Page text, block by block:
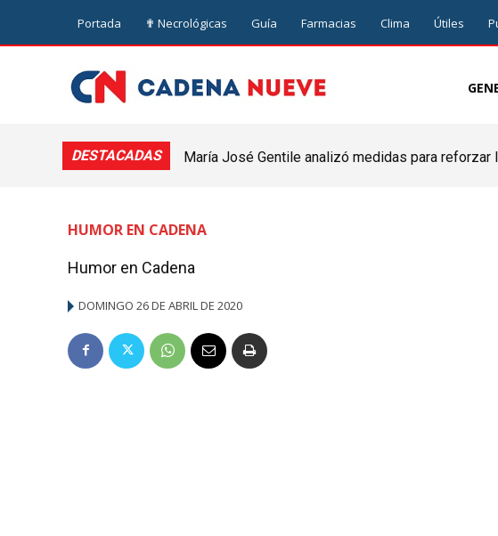
Portada ✟ Necrológicas Guía Farmacias Clima Útiles
DESTACADAS
María José Gentile analizó medidas para
HUMOR EN CADENA
Humor en Cadena
DOMINGO 26 DE ABRIL DE 2020